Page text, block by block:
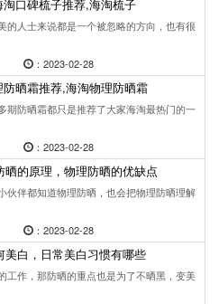
淘口碑梳子推荐,海淘梳子
的人士来说都是一个被忽略的方向，也有很
：2023-02-28
防晒霜推荐,海淘物理防晒霜
期防晒霜都只是推荐了大家海淘最热门的一
：2023-02-28
晒的原理，物理防晒的优缺点
伙伴都知道物理防晒，也会把物理防晒理解
：2023-02-28
美白，日常美白习惯有哪些
工作，那防晒的重点也是为了不晒黑，变美